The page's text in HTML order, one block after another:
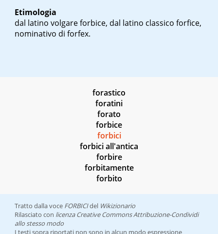
Etimologia
dal latino volgare forbice, dal latino classico forfice,
nominativo di forfex.
forastico
foratini
forato
forbice
forbici
forbici all'antica
forbire
forbitamente
forbito
Tratto dalla voce FORBICIdel Wikizionario
Rilasciato con licenza Creative Commons Attribuzione-Condividi
allo stesso modo
I testi sopra riportati non sono in alcun modo espressione